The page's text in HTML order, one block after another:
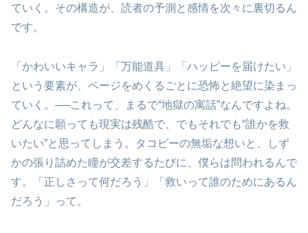
ていく。その構造が、読者の予測と感情を次々に裏切るん
です。
「かわいいキャラ」「万能道具」「ハッピーを届けたい」
という要素が、ページをめくるごとに恐怖と絶望に染まっ
ていく。──これって、まるで“地獄の寓話”なんですよね。
どんなに願っても現実は残酷で、でもそれでも“誰かを救
いたい”と思ってしまう。タコピーの無垢な想いと、しず
かの張り詰めた瞳が交差するたびに、僕らは問われるんで
す。「正しさって何だろう」「救いって誰のためにあるん
だろう」って。